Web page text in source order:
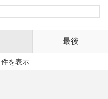
最後
を表示